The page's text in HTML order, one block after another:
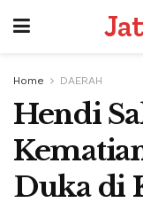
Home DAERAH
Hendi
Duka di